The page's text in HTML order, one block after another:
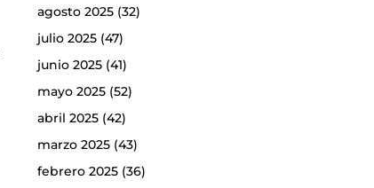
agosto 2025(32)
julio 2025(47)
junio 2025(41)
mayo 2025(52)
abril 2025(42)
marzo 2025(43)
febrero 2025(36)